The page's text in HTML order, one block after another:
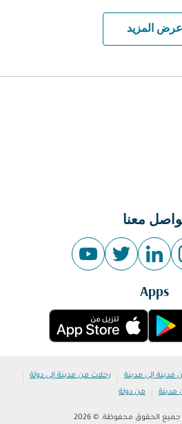
عرض المزيد
معنا
Apps
مدينة إلى مدينة | رحلات من مدينة إلى دولة |
مدينة | من دولة
جميع الحقوق محفوظة. © 2026